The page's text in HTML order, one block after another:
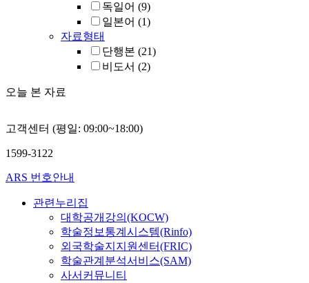
독일어 (9)
일본어 (1)
자료형태
단행본 (21)
비도서 (2)
오늘 본 자료
고객센터 (평일: 09:00~18:00)
1599-3122
ARS 번호안내
관련누리집
대학공개강의(KOCW)
학술정보통계시스템(Rinfo)
외국학술지지원센터(FRIC)
학술관계분석서비스(SAM)
사서커뮤니티